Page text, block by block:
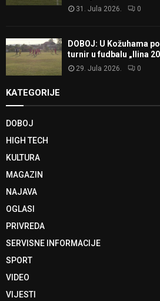
31. Jula 2026. 0
DOBOJ: U Kožuhama
turnir u fudbalu „Ilina
29. Jula 2026. 0
KATEGORIJE
DOBOJ
HIGH TECH
KULTURA
MAGAZIN
NAJAVA
OGLASI
PRIVREDA
SERVISNE INFORMACIJE
SPORT
VIDEO
VIJESTI